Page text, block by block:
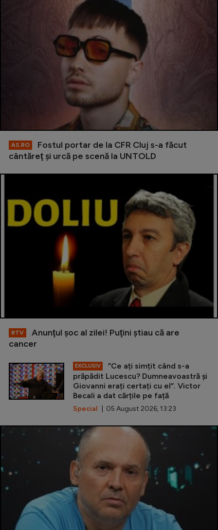
AS.RO
Fostul portar de la CFR Cluj s-a făcut
cântăreţ şi urcă pe scenă la UNTOLD
RTV
Anunţul şoc al zilei! Puţini ştiau că are
cancer
EXCLUSIV
”Ce ați simțit când s-a
prăpădit Lucescu? Dumneavoastră și
Giovanni erați certați cu el”. Victor
Becali a dat cărțile pe față
Special | 05 August 2026, 13:23